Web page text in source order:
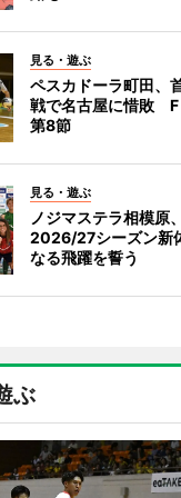
見る・遊ぶ
ペスカドーラ町田、
戦で名古屋に惜敗 F
第8節
見る・遊ぶ
ノジマステラ相模原、
2026/27シーズン新
なる飛躍を誓う
ぶ